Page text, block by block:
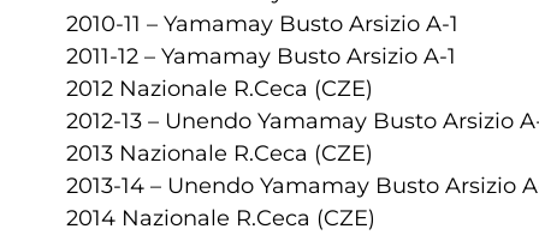
2010-11 – Yamamay Busto Arsizio A-1
2011-12 – Yamamay Busto Arsizio A-1
2012 Nazionale R.Ceca (CZE)
2012-13 – Unendo Yamamay Busto Arsizio
2013 Nazionale R.Ceca (CZE)
2013-14 – Unendo Yamamay Busto Arsizio
2014 Nazionale R.Ceca (CZE)